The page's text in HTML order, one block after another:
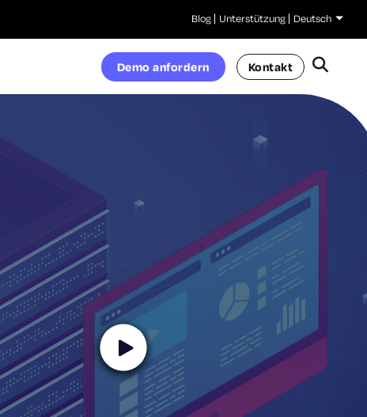
Blog Unterstützung Deutsch
Demo anfordern Kontakt